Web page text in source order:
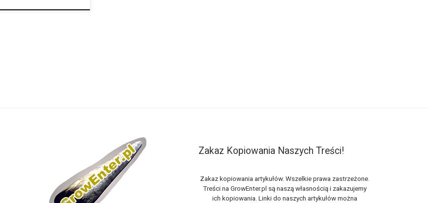
Zakaz Kopiowania Naszych Treści!
Zakaz kopiowania artykułów. Wszelkie prawa zastrzeżone.
Treści na GrowEnter.pl są naszą własnością i zakazujemy
ich kopiowania. Linki do naszych artykułów można